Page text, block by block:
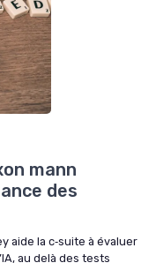
mann
des
aide la c‑suite à évaluer
au delà des tests